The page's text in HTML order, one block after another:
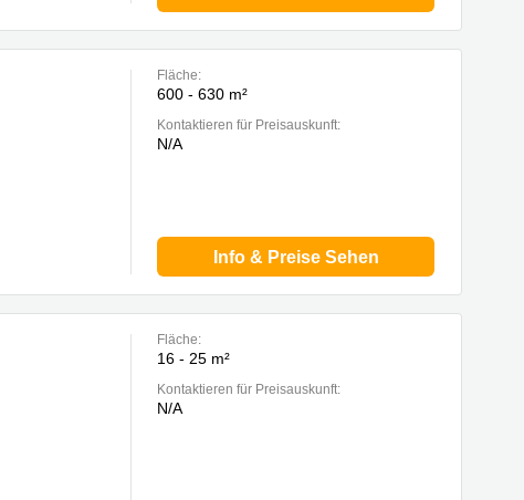
Fläche:
600 - 630 m²
Kontaktieren für Preisauskunft:
N/A
Info & Preise Sehen
Fläche:
16 - 25 m²
Kontaktieren für Preisauskunft:
N/A